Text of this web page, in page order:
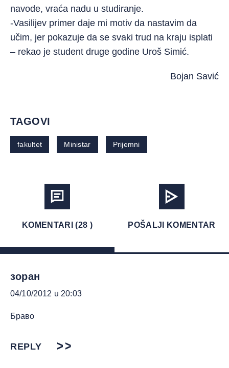
navode, vraća nadu u studiranje.
-Vasilijev primer daje mi motiv da nastavim da
učim, jer pokazuje da se svaki trud na kraju isplati
– rekao je student druge godine Uroš Simić.
Bojan Savić
TAGOVI
fakultet Ministar Prijemni
KOMENTARI (28 ) POŠALJI KOMENTAR
зоран
04/10/2012 u 20:03
Браво
REPLY